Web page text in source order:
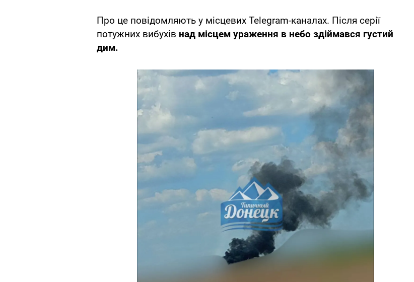
Про це повідомляють у місцевих Telegram-каналах. Після серії
потужних вибухів над місцем ураження в небо здіймався густий
дим.